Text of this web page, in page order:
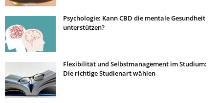
Psychologie: Kann CBD die mentale Gesundheit
unterstützen?
Flexibilität und Selbstmanagement im Studium:
Die richtige Studienart wählen